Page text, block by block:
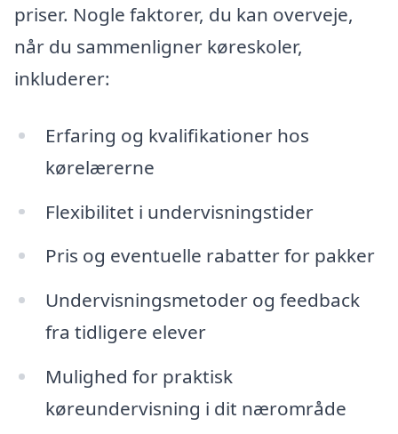
priser. Nogle faktorer, du kan overveje,
når du sammenligner køreskoler,
inkluderer:
Erfaring og kvalifikationer hos
kørelærerne
Flexibilitet i undervisningstider
Pris og eventuelle rabatter for pakker
Undervisningsmetoder og feedback
fra tidligere elever
Mulighed for praktisk
køreundervisning i dit nærområde